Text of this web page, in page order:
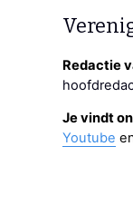
Redactie
Je vindt
Youtube